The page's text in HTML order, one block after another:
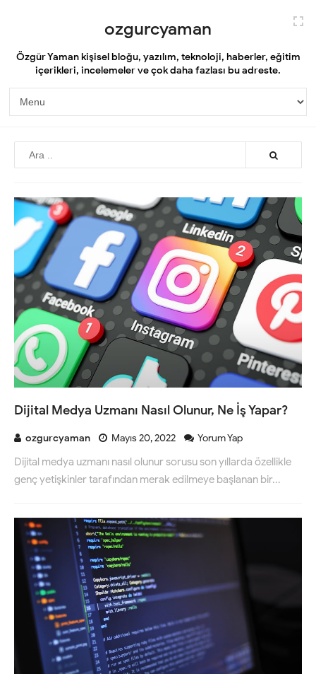
ozgurcyaman
Özgür Yaman kişisel bloğu, yazılım, teknoloji, haberler, eğitim
içerikleri, incelemeler ve çok daha fazlası bu adreste.
Dijital Medya Uzmanı Nasıl Olunur, Ne İş Yapar?
ozgurcyaman Mayıs 20, 2022 Yorum Yap
Dijital medya uzmanı nasıl olunur sorusu son yıllarda özellikle
genç yetişkinler tarafından merak edilmeye başlanan bir...